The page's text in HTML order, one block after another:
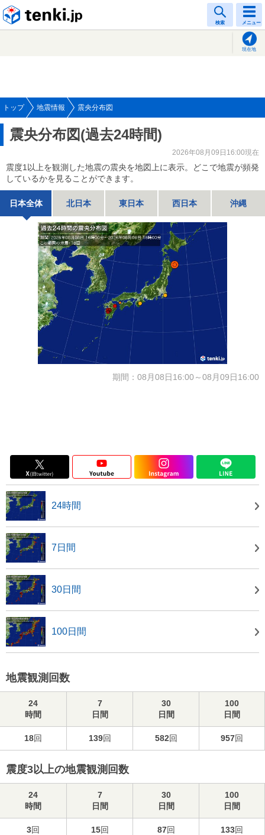
検索 メニュー
現在地
トップ 地震情報 震央分布図
震央分布図(過去24時間)
2026年08月09日16:00現在
震度1以上を観測した地震の震央を地図上に表示。どこで地震が頻発
しているかを見ることができます。
日本全体 北日本 東日本 西日本 沖縄
期間：08月08日16:00～08月09日16:00
24時間
7日間
30日間
100日間
地震観測回数
24
時間
7
日間
30
日間
100
日間
18回 139回 582回 957回
震度3以上の地震観測回数
24
時間
7
日間
30
日間
100
日間
3回 15回 87回 133回